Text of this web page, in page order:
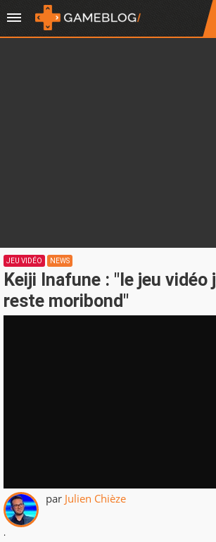
JEU VIDÉO NEWS
Keiji Inafune : "le jeu vidéo
reste moribond"
par Julien Chièze
.